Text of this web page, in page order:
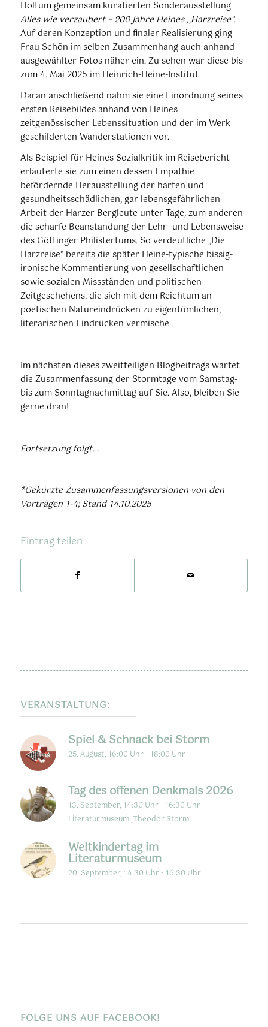
Holtum gemeinsam kuratierten Sonderausstellung
Alles wie verzaubert – 200 Jahre Heines ,,Harzreise“.
Auf deren Konzeption und finaler Realisierung ging
Frau Schön im selben Zusammenhang auch anhand
ausgewählter Fotos näher ein. Zu sehen war diese bis
zum 4. Mai 2025 im Heinrich-Heine-Institut.
Daran anschließend nahm sie eine Einordnung seines
ersten Reisebildes anhand von Heines
zeitgenössischer Lebenssituation und der im Werk
geschilderten Wanderstationen vor.
Als Beispiel für Heines Sozialkritik im Reisebericht
erläuterte sie zum einen dessen Empathie
befördernde Herausstellung der harten und
gesundheitsschädlichen, gar lebensgefährlichen
Arbeit der Harzer Bergleute unter Tage, zum anderen
die scharfe Beanstandung der Lehr- und Lebensweise
des Göttinger Philistertums. So verdeutliche „Die
Harzreise“ bereits die später Heine-typische bissig-
ironische Kommentierung von gesellschaftlichen
sowie sozialen Missständen und politischen
Zeitgeschehens, die sich mit dem Reichtum an
poetischen Natureindrücken zu eigentümlichen,
literarischen Eindrücken vermische.
Im nächsten dieses zweitteiligen Blogbeitrags wartet
die Zusammenfassung der Stormtage vom Samstag-
bis zum Sonntagnachmittag auf Sie. Also, bleiben Sie
gerne dran!
Fortsetzung folgt…
*Gekürzte Zusammenfassungsversionen von den
Vorträgen 1-4; Stand 14.10.2025
Eintrag teilen
VERANSTALTUNG:
Spiel & Schnack bei Storm
25. August, 16:00 Uhr - 18:00 Uhr
Tag des offenen Denkmals 2026
13. September, 14:30 Uhr - 16:30 Uhr
Literaturmuseum „Theodor Storm“
Weltkindertag im
Literaturmuseum
20. September, 14:30 Uhr - 16:30 Uhr
FOLGE UNS AUF FACEBOOK!